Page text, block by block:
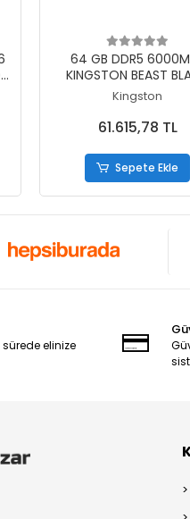
Sepete Ekle
64 GB DDR5
KINGSTON BEAST
EXPO 2x32GB CL36
KF560C36BBEK2/
Kingston
61.615,78 TL
Sepete Ekle
sürede elinize